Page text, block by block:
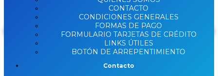
DISPONIBLE
Buscar
CONTACTO
CONDICIONES GENERALES
FORMAS DE PAGO
FORMULARIO TARJETAS DE CRÉDITO
LINKS ÚTILES
BOTÓN DE ARREPENTIMIENTO
Contacto